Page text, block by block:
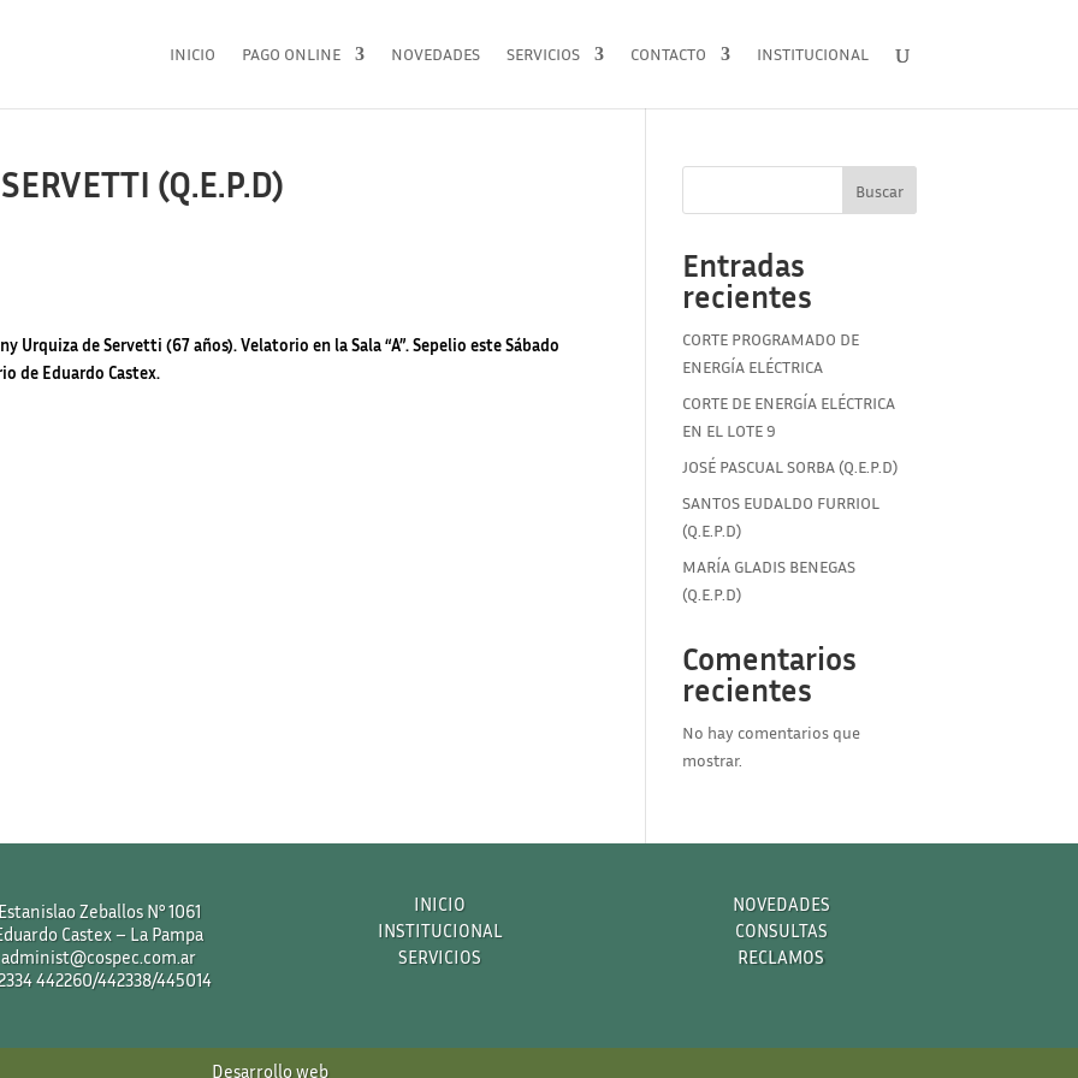
INICIO PAGO ONLINE NOVEDADES SERVICIOS CONTACTO INSTITUCIONAL
(Q.E.P.D)
Urquiza de Servetti (67 años). Velatorio en la Sala “A”.Sepelio este Sábado
de Eduardo Castex.
Buscar
Entradas
recientes
CORTE PROGRAMADO DE
ENERGÍA ELÉCTRICA
CORTE DE ENERGÍA ELÉCTRICA
EN EL LOTE 9
JOSÉ PASCUAL SORBA (Q.E.P.D)
SANTOS EUDALDO FURRIOL
(Q.E.P.D)
MARÍA GLADIS BENEGAS
(Q.E.P.D)
Comentarios
recientes
No hay comentarios que
mostrar.
Zeballos N° 1061
Castex – La Pampa
administ@cospec.com.ar
442260/442338/445014
INICIO
INSTITUCIONAL
SERVICIOS
NOVEDADES
CONSULTAS
RECLAMOS
Desarrollo web